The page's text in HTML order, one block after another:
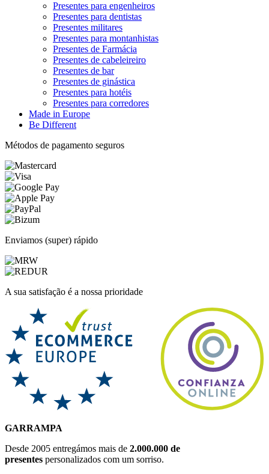
Presentes para engenheiros
Presentes para dentistas
Presentes militares
Presentes para montanhistas
Presentes de Farmácia
Presentes de cabeleireiro
Presentes de bar
Presentes de ginástica
Presentes para hotéis
Presentes para corredores
Made in Europe
Be Different
Métodos de pagamento seguros
Enviamos (super) rápido
A sua satisfação é a nossa prioridade
GARRAMPA
Desde 2005 entregámos mais de 2.000.000 de
presentes personalizados com um sorriso.